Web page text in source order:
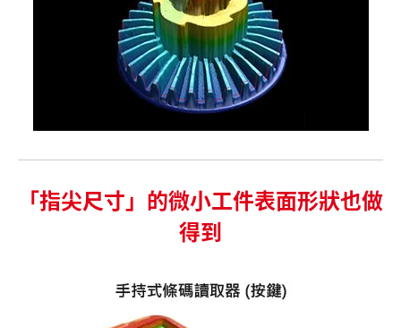
「指尖尺寸」的微小工件表面形狀也做
得到